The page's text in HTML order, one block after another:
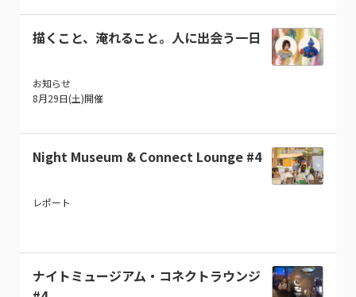
描くこと、淹れること。人に出会う一日
お知らせ
8月29日(土)開催
Night Museum & Connect Lounge #4
レポート
ナイトミュージアム・コネクトラウンジ